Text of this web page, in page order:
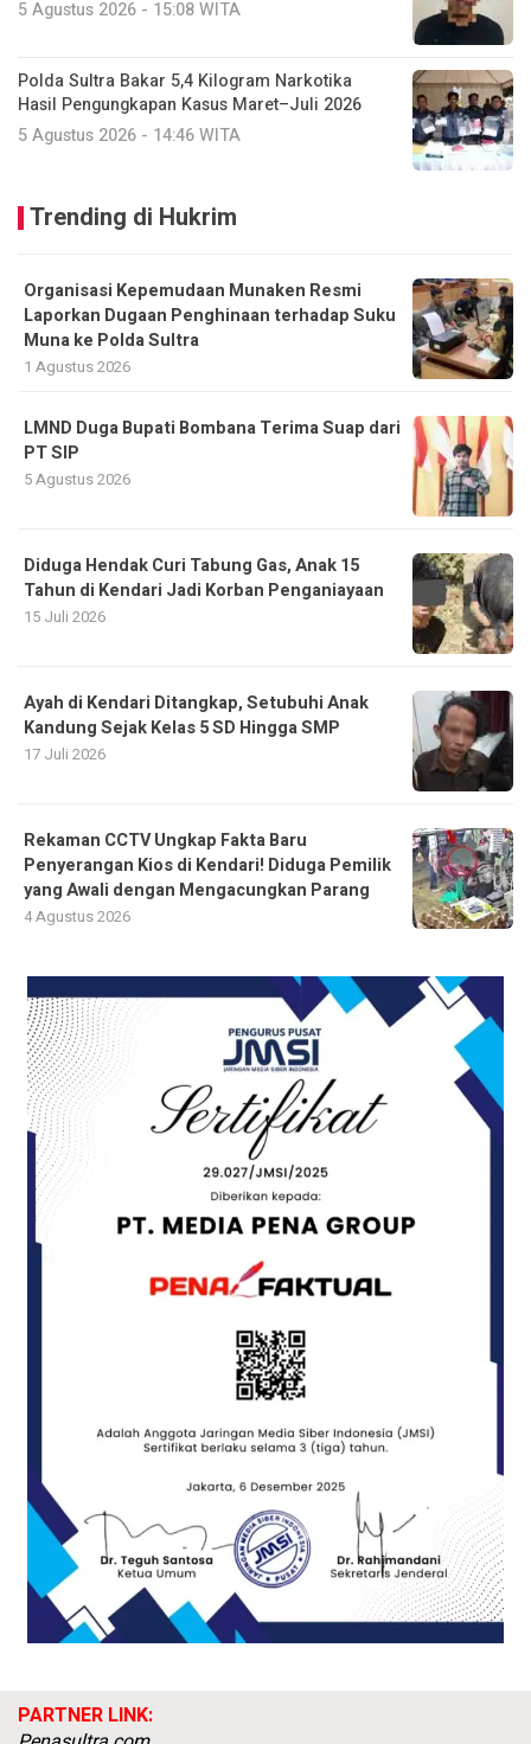
5 Agustus 2026 - 15:08 WITA
Polda Sultra Bakar 5,4 Kilogram Narkotika
Hasil Pengungkapan Kasus Maret–Juli 2026
5 Agustus 2026 - 14:46 WITA
Trending di Hukrim
Organisasi Kepemudaan Munaken Resmi
Laporkan Dugaan Penghinaan terhadap Suku
Muna ke Polda Sultra
1 Agustus 2026
LMND Duga Bupati Bombana Terima Suap dari
PT SIP
5 Agustus 2026
Diduga Hendak Curi Tabung Gas, Anak 15
Tahun di Kendari Jadi Korban Penganiayaan
15 Juli 2026
Ayah di Kendari Ditangkap, Setubuhi Anak
Kandung Sejak Kelas 5 SD Hingga SMP
17 Juli 2026
Rekaman CCTV Ungkap Fakta Baru
Penyerangan Kios di Kendari! Diduga Pemilik
yang Awali dengan Mengacungkan Parang
4 Agustus 2026
PARTNER LINK: